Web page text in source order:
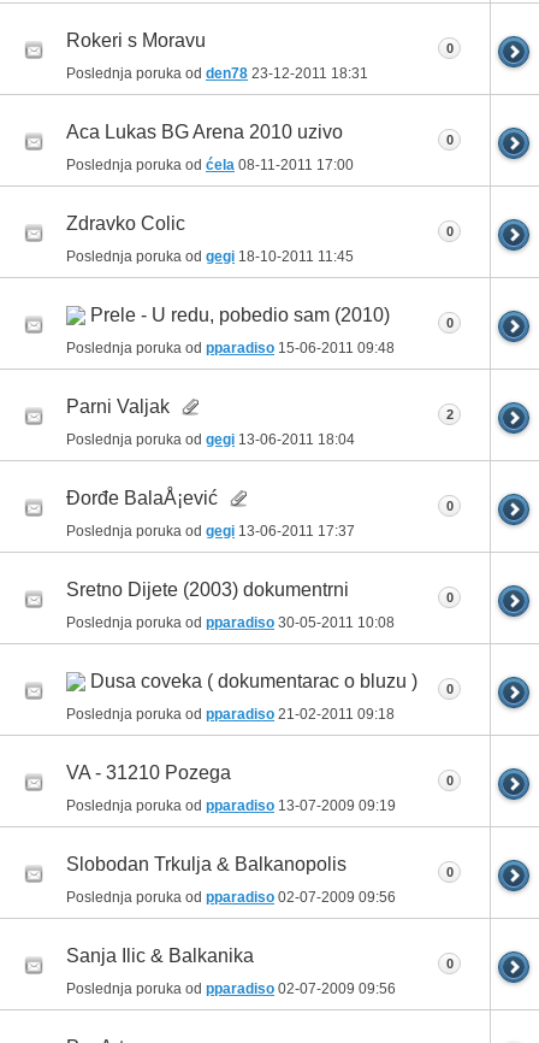
Rokeri s Moravu
Poslednja poruka od den78 23-12-2011 18:31
0
Aca Lukas BG Arena 2010 uzivo
Poslednja poruka od ćela 08-11-2011 17:00
0
Zdravko Colic
Poslednja poruka od gegi 18-10-2011 11:45
0
Prele - U redu, pobedio sam (2010)
Poslednja poruka od pparadiso 15-06-2011 09:48
0
Parni Valjak
Poslednja poruka od gegi 13-06-2011 18:04
2
Đorđe BalaÅ¡ević
Poslednja poruka od gegi 13-06-2011 17:37
0
Sretno Dijete (2003) dokumentrni
Poslednja poruka od pparadiso 30-05-2011 10:08
0
Dusa coveka ( dokumentarac o bluzu )
Poslednja poruka od pparadiso 21-02-2011 09:18
0
VA - 31210 Pozega
Poslednja poruka od pparadiso 13-07-2009 09:19
0
Slobodan Trkulja & Balkanopolis
Poslednja poruka od pparadiso 02-07-2009 09:56
0
Sanja Ilic & Balkanika
Poslednja poruka od pparadiso 02-07-2009 09:56
0